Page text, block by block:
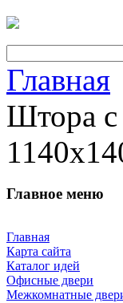
Главная
Штора с
Главное меню
Главная
Карта сайта
Каталог идей
Офисные двери
Межкомнатные